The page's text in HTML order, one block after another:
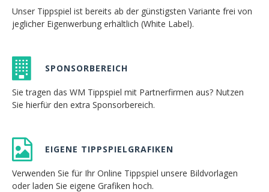
Unser Tippspiel ist bereits ab der günstigsten Variante frei von
jeglicher Eigenwerbung erhältlich (White Label).
SPONSORBEREICH
Sie tragen das WM Tippspiel mit Partnerfirmen aus? Nutzen
Sie hierfür den extra Sponsorbereich.
EIGENE TIPPSPIELGRAFIKEN
Verwenden Sie für Ihr Online Tippspiel unsere Bildvorlagen
oder laden Sie eigene Grafiken hoch.